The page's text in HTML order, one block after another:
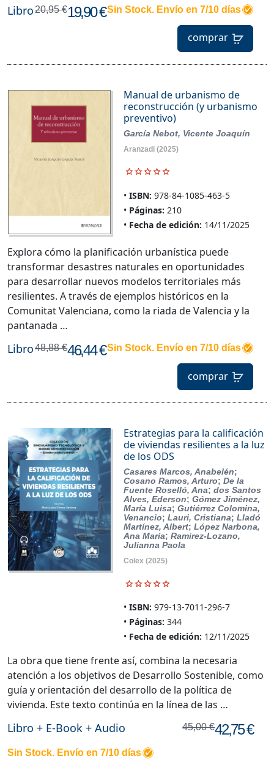
Libro20,95 €19,90 €Sin Stock. Envío en 7/10 días
comprar
Manual de urbanismo de
reconstrucción (y urbanismo
preventivo)
García Nebot, Vicente Joaquín
Aranzadi(2025)
ISBN: 978-84-1085-463-5
Páginas: 210
Fecha de edición: 14/11/2025
Libro48,88 €46,44 €Sin Stock. Envío en 7/10 días
comprar
Explora cómo la planificación urbanística puede
transformar desastres naturales en oportunidades
para desarrollar nuevos modelos territoriales más
resilientes. A través de ejemplos históricos en la
Comunitat Valenciana, como la riada de Valencia y la
pantanada …
Estrategias para la calificación
de viviendas resilientes a la luz
de los ODS
Casares Marcos, Anabelén;
Cosano Ramos, Arturo; De la
Fuente Roselló, Ana; dos Santos
Alves, Ederson; Gómez Jiménez,
María Luisa; Gutiérrez Colomina,
Venancio; Lauri, Cristiana; Lladó
Martínez, Albert; López Narbona,
Ana María; Ramirez-Lozano,
Julianna Paola
Colex(2025)
ISBN: 979-13-7011-296-7
Páginas: 344
Fecha de edición: 12/11/2025
Libro + E-Book + Audio 45,00 €42,75 €
Sin Stock. Envío en 7/10 días
La obra que tiene frente así, combina la necesaria
atención a los objetivos de Desarrollo Sostenible, como
guía y orientación del desarrollo de la política de
vivienda. Este texto continúa en la línea de las …